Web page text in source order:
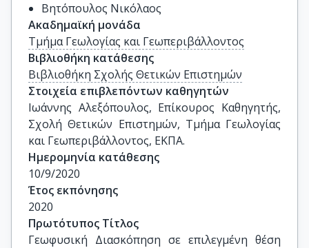
Βητόπουλος Νικόλαος
Ακαδημαϊκή μονάδα
Τμήμα Γεωλογίας και Γεωπεριβάλλοντος
Βιβλιοθήκη κατάθεσης
Βιβλιοθήκη Σχολής Θετικών Επιστημών
Στοιχεία επιβλεπόντων καθηγητών
Ιωάννης Αλεξόπουλος, Επίκουρος Καθηγητής,
Σχολή Θετικών Επιστημών, Τμήμα Γεωλογίας
και Γεωπεριβάλλοντος, ΕΚΠΑ.
Ημερομηνία κατάθεσης
10/9/2020
Έτος εκπόνησης
2020
Πρωτότυπος Τίτλος
Γεωφυσική Διασκόπηση σε επιλεγμένη θέση